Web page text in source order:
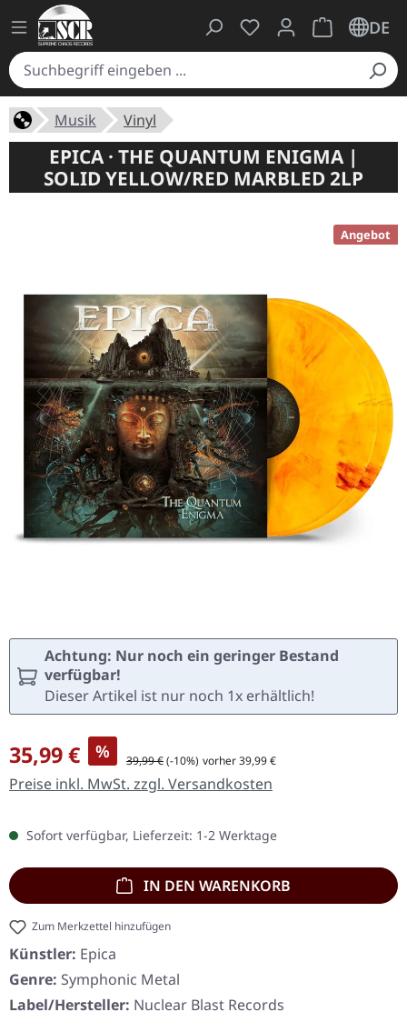
Du hast 0 Produkte
Warenkorb
DE
Musik Vinyl
EPICA · THE QUANTUM ENIGMA |
SOLID YELLOW/RED MARBLED 2LP
Angebot
Achtung: Nur noch ein geringer Bestand
verfügbar!
Dieser Artikel ist nur noch 1x erhältlich!
Verkaufspreis:
35,99 € % Regulärer Preis:
39,99 €(-10%) vorher 39,99 €
Preise inkl. MwSt. zzgl. Versandkosten
Sofort verfügbar, Lieferzeit: 1-2 Werktage
IN DEN WARENKORB
Zum Merkzettel hinzufügen
Künstler: Epica
Genre: Symphonic Metal
Label/Hersteller: Nuclear Blast Records